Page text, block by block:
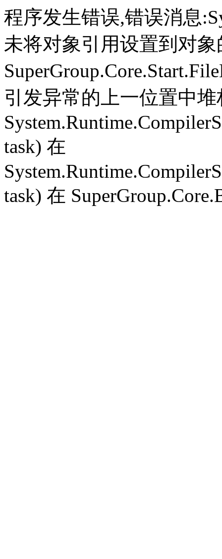
程序发生错误,错误消息
未将对象引用设置到对
引发异常的上一位置中
task) 在
task) 在